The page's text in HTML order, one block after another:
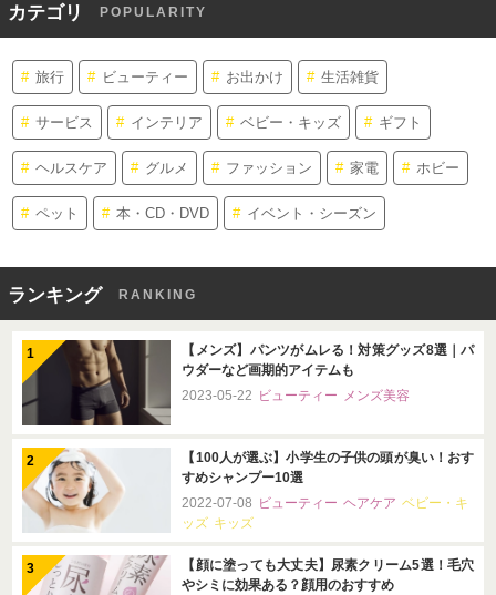
カテゴリ POPULARITY
旅行 ビューティー お出かけ 生活雑貨
サービス インテリア ベビー・キッズ ギフト
ヘルスケア グルメ ファッション 家電 ホビー
ペット 本・CD・DVD イベント・シーズン
ランキング RANKING
【メンズ】パンツがムレる！対策グッズ8選｜パ
ウダーなど画期的アイテムも
2023-05-22 ビューティー メンズ美容
【100人が選ぶ】小学生の子供の頭が臭い！おす
すめシャンプー10選
2022-07-08 ビューティー ヘアケア ベビー・キ
ッズ キッズ
【顔に塗っても大丈夫】尿素クリーム5選！毛穴
やシミに効果ある？顔用のおすすめ